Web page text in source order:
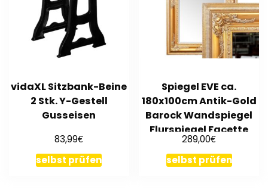
vidaXL Sitzbank-Beine
2 Stk. Y-Gestell
Gusseisen
83,99€
selbst prüfen
Spiegel EVE ca.
180x100cm Antik-Gold
Barock Wandspiegel
Flurspiegel Facette
289,00€
selbst prüfen